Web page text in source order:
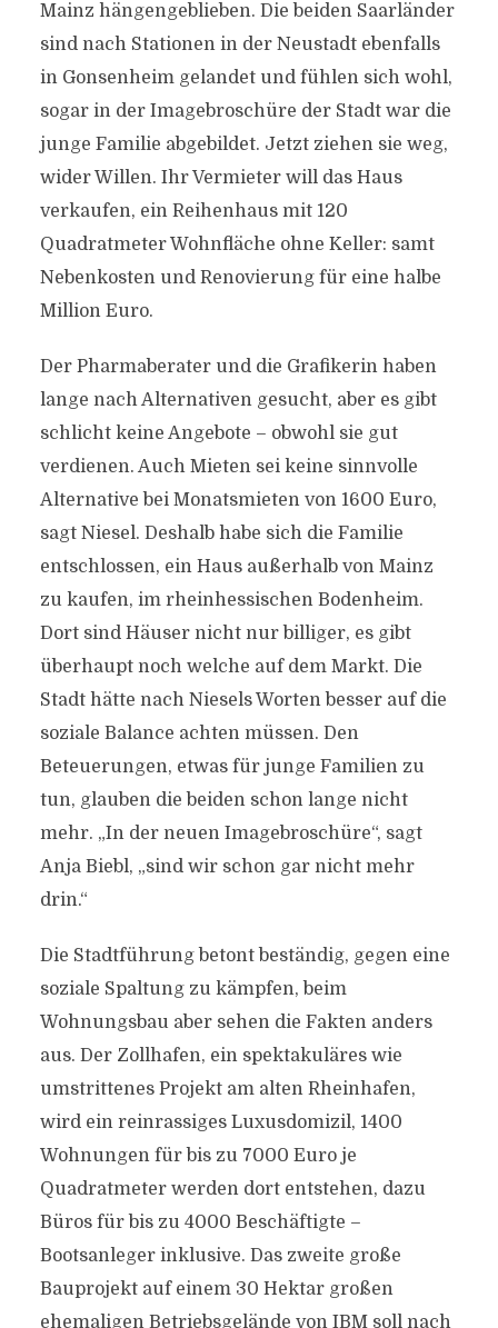
Mainz hängengeblieben. Die beiden Saarländer
sind nach Stationen in der Neustadt ebenfalls
in Gonsenheim gelandet und fühlen sich wohl,
sogar in der Imagebroschüre der Stadt war die
junge Familie abgebildet. Jetzt ziehen sie weg,
wider Willen. Ihr Vermieter will das Haus
verkaufen, ein Reihenhaus mit 120
Quadratmeter Wohnfläche ohne Keller: samt
Nebenkosten und Renovierung für eine halbe
Million Euro.
Der Pharmaberater und die Grafikerin haben
lange nach Alternativen gesucht, aber es gibt
schlicht keine Angebote – obwohl sie gut
verdienen. Auch Mieten sei keine sinnvolle
Alternative bei Monatsmieten von 1600 Euro,
sagt Niesel. Deshalb habe sich die Familie
entschlossen, ein Haus außerhalb von Mainz
zu kaufen, im rheinhessischen Bodenheim.
Dort sind Häuser nicht nur billiger, es gibt
überhaupt noch welche auf dem Markt. Die
Stadt hätte nach Niesels Worten besser auf die
soziale Balance achten müssen. Den
Beteuerungen, etwas für junge Familien zu
tun, glauben die beiden schon lange nicht
mehr. „In der neuen Imagebroschüre“, sagt
Anja Biebl, „sind wir schon gar nicht mehr
drin.“
Die Stadtführung betont beständig, gegen eine
soziale Spaltung zu kämpfen, beim
Wohnungsbau aber sehen die Fakten anders
aus. Der Zollhafen, ein spektakuläres wie
umstrittenes Projekt am alten Rheinhafen,
wird ein reinrassiges Luxusdomizil, 1400
Wohnungen für bis zu 7000 Euro je
Quadratmeter werden dort entstehen, dazu
Büros für bis zu 4000 Beschäftigte –
Bootsanleger inklusive. Das zweite große
Bauprojekt auf einem 30 Hektar großen
ehemaligen Betriebsgelände von IBM soll nach